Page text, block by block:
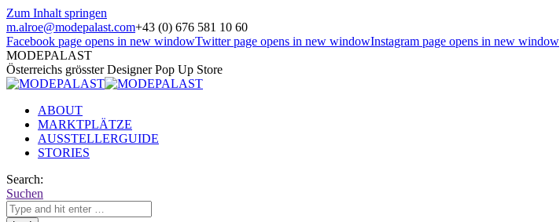
Zum Inhalt springen
m.alroe@modepalast.com+43 (0) 676 581 10 60
Facebook page opens in new windowTwitter page opens in new windowInstagram page opens in new window
MODEPALAST
Österreichs grösster Designer Pop Up Store
ABOUT
MARKTPLÄTZE
AUSSTELLERGUIDE
STORIES
Search:
Suchen